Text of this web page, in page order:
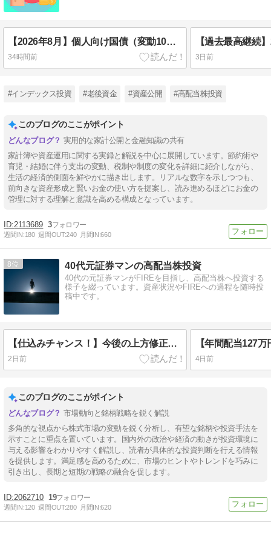
【2026年8月】個人向け国債（変動10年）金利は1.87%！税引後も1.4%超えで年いくらの利息に？
34時間前 3日前
#インデックス投資 #老後資金 #資産公開 #高配当株投資
このブログのここがポイント
実用的な家計公開と金融知識の共有
家計簿や資産運用に関する実録と解説を中心に展開しています。節約術や
育児・結婚に伴う支出の変動、税制や制度の変化を詳細に紹介しながら、
生活の経済的側面を鮮やかに描き出します。リアルな数字を示しつつも、
前向きな資産形成と賢いお金の使い方を提案し、読み進めるほどにお金の
管理に対する理解と意識を高める構成となっています。
2113689 3
週間IN:180 週間OUT:240 月間IN:660
8 40代元証券マンの高配当株投資
40代の元証券マンがFIREを目指し、高配当株へ投資する
様子を綴っています。資産状況やFIREへの過程を随時投
稿中です。
【仕込みチャンス！】今後の上方修正が『ほぼ確定的』に思える5つの高配当株
2日前 4日前
このブログのここがポイント
市場動向と銘柄戦略を鋭く解説
多角的な視点から株式市場の変動を鋭く分析し、有望な銘柄や投資手法を
示すことに重点を置いています。国内外の政治や経済の動きが投資環境に
与える影響をわかりやすく解説し、読者が具体的な投資判断を行える情報
を提供します。満足感を高めるために、市場のヒントやトレンドを巧みに
引き出し、長期と短期の戦略の融合を促します。
2062710 19
週間IN:120 週間OUT:280 月間IN:620